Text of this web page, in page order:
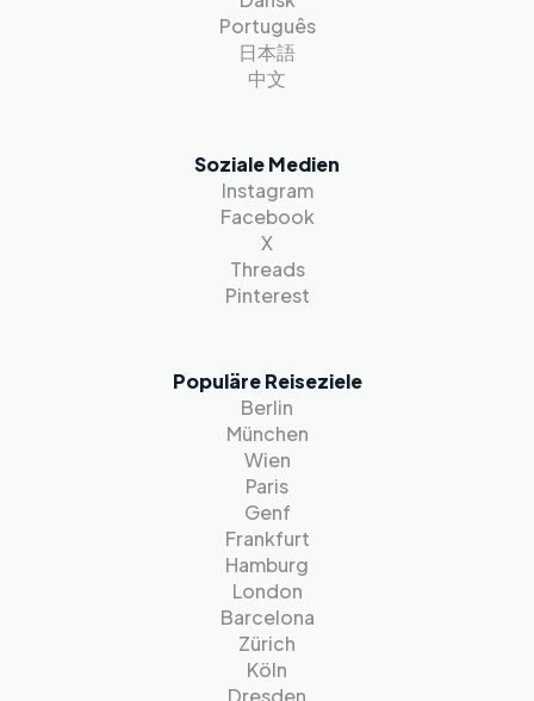
Português
日本語
中文
Soziale Medien
Instagram
Facebook
X
Threads
Pinterest
Populäre Reiseziele
Berlin
München
Wien
Paris
Genf
Frankfurt
Hamburg
London
Barcelona
Zürich
Köln
Dresden